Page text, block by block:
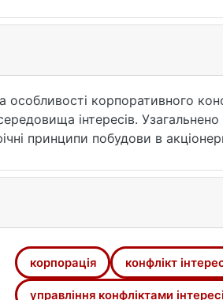
особливості корпоративного
інтересів.
принципи побудови в
корпорація конфлікт
управління конфліктами